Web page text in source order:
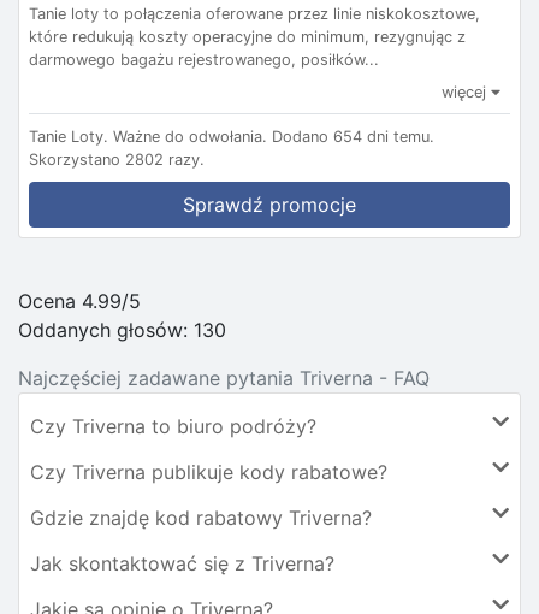
Tanie loty to połączenia oferowane przez linie niskokosztowe,
które redukują koszty operacyjne do minimum, rezygnując z
darmowego bagażu rejestrowanego, posiłków...
więcej
Tanie Loty. Ważne do odwołania. Dodano 654 dni temu.
Skorzystano 2802 razy.
Sprawdź promocje
Ocena 4.99/5
Oddanych głosów: 130
Najczęściej zadawane pytania Triverna - FAQ
Czy Triverna to biuro podróży?
Czy Triverna publikuje kody rabatowe?
Gdzie znajdę kod rabatowy Triverna?
Jak skontaktować się z Triverna?